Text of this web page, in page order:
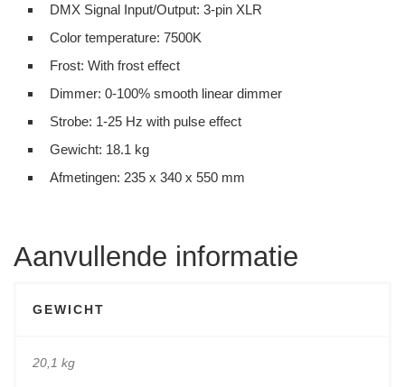
DMX Signal Input/Output: 3-pin XLR
Color temperature: 7500K
Frost: With frost effect
Dimmer: 0-100% smooth linear dimmer
Strobe: 1-25 Hz with pulse effect
Gewicht: 18.1 kg
Afmetingen: 235 x 340 x 550 mm
Aanvullende informatie
GEWICHT
20,1 kg